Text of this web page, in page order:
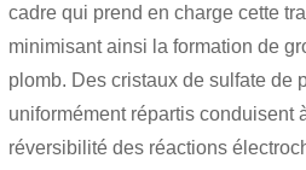
cadre qui prend en charge cette
minimisant ainsi la formation de
plomb. Des cristaux de sulfate de
uniformément répartis conduisent
réversibilité des réactions